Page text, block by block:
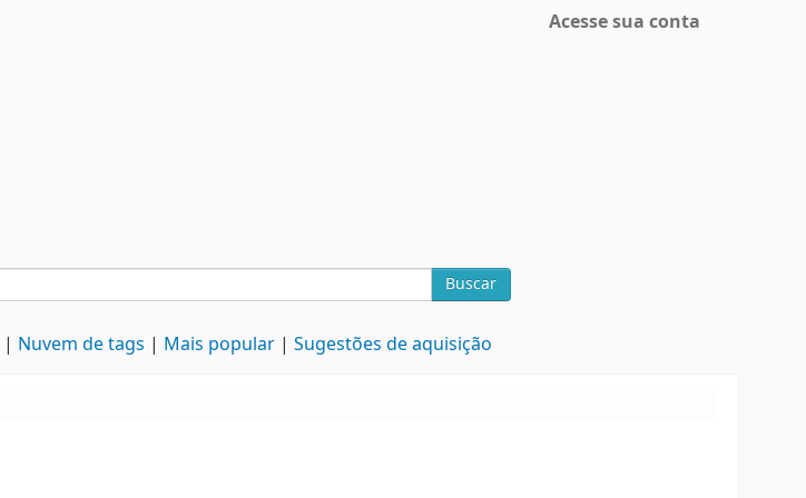
Acesse sua conta
Buscar
Nuvem de tags Mais popular Sugestões de aquisição